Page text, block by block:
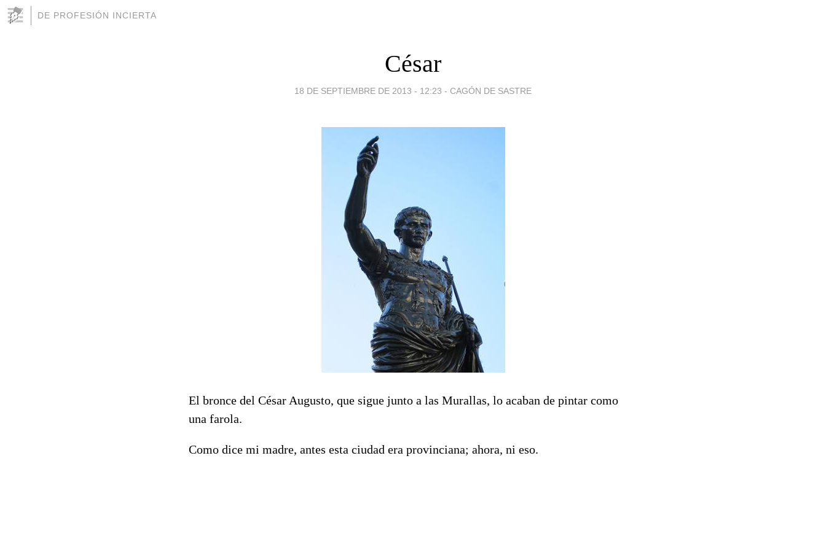
DE PROFESIÓN INCIERTA
César
18 DE SEPTIEMBRE DE 2013 - 12:23 - CAGÓN DE SASTRE
El bronce del César Augusto, que sigue junto a las Murallas, lo acaban de pintar como
una farola.
Como dice mi madre, antes esta ciudad era provinciana; ahora, ni eso.